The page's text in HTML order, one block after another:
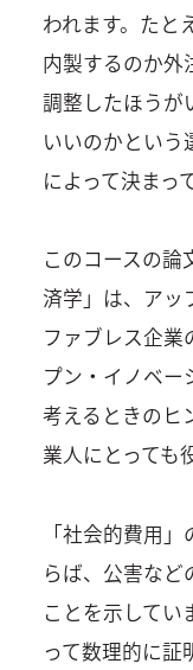
われます。たと
内製するのか外
調整したほうが
いいのかという
によって決まっ
このコースの論
済学」は、アッ
ファブレス企業
プン・イノベー
考えるときのヒ
業人にとっても
「社会的費用
らば、公害な
ことを示してい
って数理的に証